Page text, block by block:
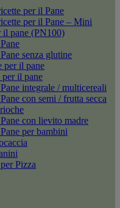
per il Pane
per il Pane – Mini
il pane (PN100)
senza glutine
per il pane
il pane
integrale / multicereali
con semi / frutta secca
con lievito madre
per bambini
Pizza